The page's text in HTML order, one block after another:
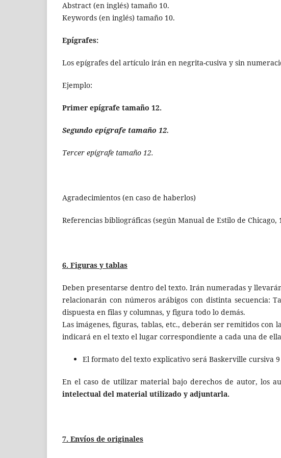
Abstract (en inglés) tamaño 10.
Keywords (en inglés) tamaño 10.
Epígrafes:
Los epígrafes del artículo irán en negrita-cusiva y sin
Ejemplo:
Primer epígrafe tamaño 12.
Segundo epígrafe tamaño 12.
Tercer epígrafe tamaño 12.
Agradecimientos (en caso de haberlos)
Referencias bibliográficas (según Manual de Estilo de Chicago,
6. Figuras y tablas
Deben presentarse dentro del texto. Irán numeradas y
relacionarán con números arábigos con distinta secuencia:
dispuesta en filas y columnas, y figura todo lo demás.
Las imágenes, figuras, tablas, etc., deberán ser remitidos
indicará en el texto el lugar correspondiente a cada una de
El formato del texto explicativo será Baskerville cursiva 9
En el caso de utilizar material bajo derechos de autor, los
intelectual del material utilizado y adjuntarla.
7. Envíos de originales